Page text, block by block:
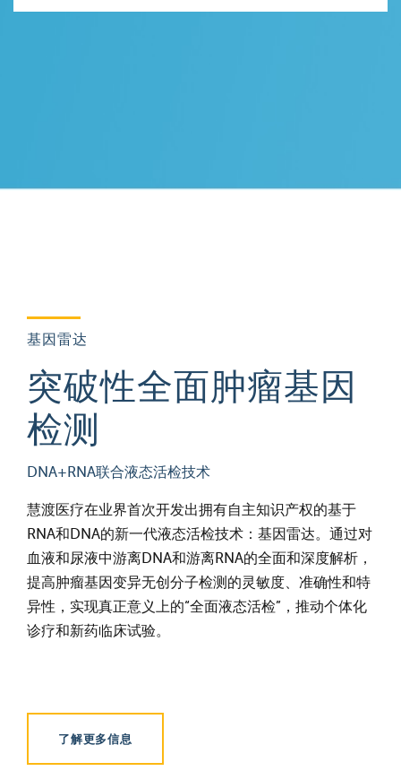
基因雷达
突破性全面肿瘤基因
检测
DNA+RNA联合液态活检技术
慧渡医疗在业界首次开发出拥有自主知识产权的基于
RNA和DNA的新一代液态活检技术：基因雷达。通过对
血液和尿液中游离DNA和游离RNA的全面和深度解析，
提高肿瘤基因变异无创分子检测的灵敏度、准确性和特
异性，实现真正意义上的“全面液态活检”，推动个体化
诊疗和新药临床试验。
了解更多信息